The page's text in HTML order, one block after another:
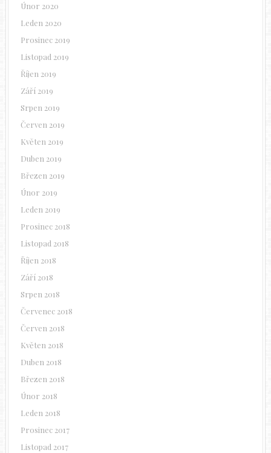
Únor 2020
Leden 2020
Prosinec 2019
Listopad 2019
Říjen 2019
Září 2019
Srpen 2019
Červen 2019
Květen 2019
Duben 2019
Březen 2019
Únor 2019
Leden 2019
Prosinec 2018
Listopad 2018
Říjen 2018
Září 2018
Srpen 2018
Červenec 2018
Červen 2018
Květen 2018
Duben 2018
Březen 2018
Únor 2018
Leden 2018
Prosinec 2017
Listopad 2017